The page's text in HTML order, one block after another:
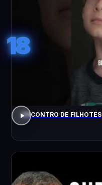
18
ENCONTRO DE FILHOTES